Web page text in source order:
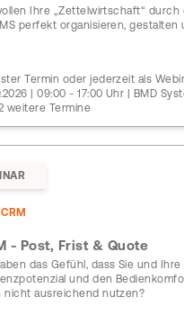
Ihre „Zettelwirtschaft“
perfekt organisieren,
Termin oder jederzeit als
| 09:00 - 17:00 Uhr | BMD
weitere Termine
- Post, Frist & Quote
das Gefühl, dass Sie und
und den
nicht ausreichend nutzen?